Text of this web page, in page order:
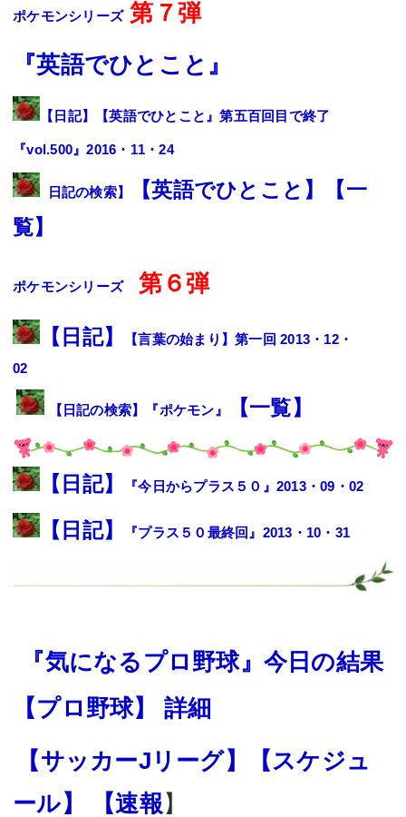
ポケモンシリーズ第７弾
『英語でひとこと』
【 日記】【英語でひとこと』第五百回目で終了
『vol.500』2016・11・24
日記の検索】 【英語でひとこと】【 一
覧】
ポケモンシリーズ 第６弾
【 日記】
【言葉の始まり】第一回 2013・12・
02
【日記の検索】『ポケモン 』 【一覧 】
【 日記】 『今日からプラス５０』2013・09・02
【 日記】 『プラス５０最終回』2013・10・31
『気になる プロ野球』 今日の結果
【 プロ野球】 詳細
【サッカーJリーグ】【スケジュ
ール 】 【速報 】